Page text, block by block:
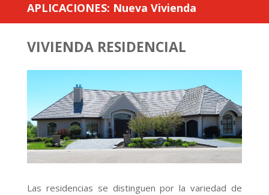
APLICACIONES: Nueva Vivienda
VIVIENDA RESIDENCIAL
Las residencias se distinguen por la variedad de